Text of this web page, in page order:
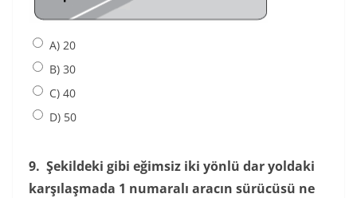
A) 20
B) 30
C) 40
D) 50
9. Şekildeki gibi eğimsiz iki yönlü dar yoldaki
karşılaşmada 1 numaralı aracın sürücüsü ne